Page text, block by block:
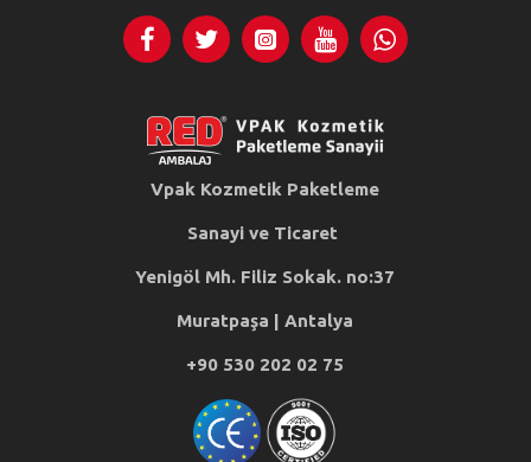
Vpak Kozmetik Paketleme
Sanayi ve Ticaret
Yenigöl Mh. Filiz Sokak. no:37
Muratpaşa | Antalya
+90 530 202 02 75